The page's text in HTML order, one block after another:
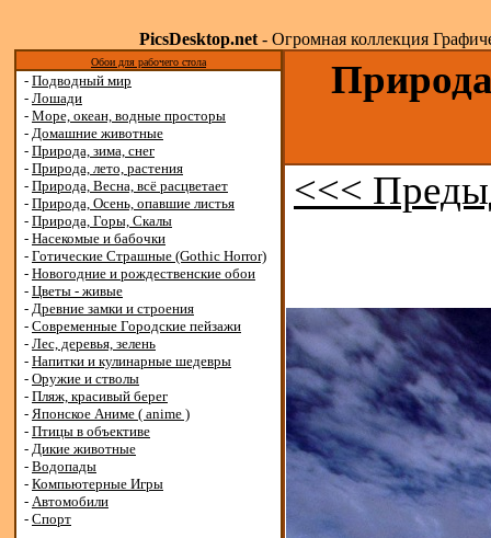
PicsDesktop.net- Огромная коллекция
Обои для рабочего стола
- Подводный мир
- Лошади
- Море, океан, водные просторы
- Домашние животные
- Природа, зима, снег
- Природа, лето, растения
- Природа, Весна, всё расцветает
- Природа, Осень, опавшие листья
- Природа, Горы, Скалы
- Насекомые и бабочки
- Готические Страшные (Gothic Horror)
- Новогодние и рождественские обои
- Цветы - живые
- Древние замки и строения
- Современные Городские пейзажи
- Лес, деревья, зелень
- Напитки и кулинарные шедевры
- Оружие и стволы
- Пляж, красивый берег
- Японское Аниме ( anime )
- Птицы в объективе
- Дикие животные
- Водопады
- Компьютерные Игры
- Автомобили
- Спорт
<<<